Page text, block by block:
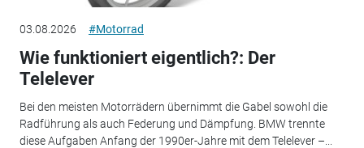
03.08.2026 #Motorrad
Wie funktioniert eigentlich?: Der
Telelever
Bei den meisten Motorrädern übernimmt die Gabel sowohl die
Radführung als auch Federung und Dämpfung. BMW trennte
diese Aufgaben Anfang der 1990er-Jahre mit dem Telelever –...